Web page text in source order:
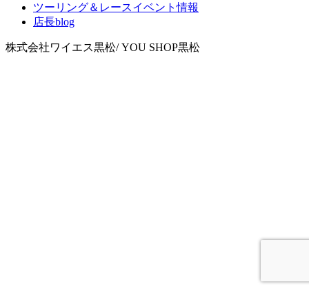
ツーリング＆レースイベント情報
店長blog
株式会社ワイエス黒松/ YOU SHOP黒松